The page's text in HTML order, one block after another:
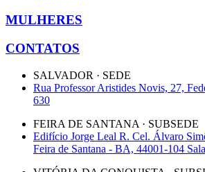
MULHERES
CONTATOS
SALVADOR · SEDE
Rua Professor Aristides Novis, 27,
630
FEIRA DE SANTANA · SUBSEDE
Edifício Jorge Leal R. Cel. Álvaro
Feira de Santana - BA, 44001-104